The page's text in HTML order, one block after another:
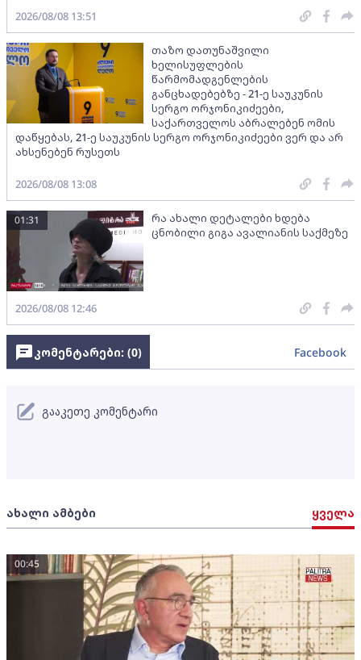
2026/08/08 13:51
თაზო დათუნაშვილი
ხელისუფლების
წარმომადგენლების
განცხადებებზე - 21-ე საუკუნის
სერგო ორჯონიკიძეები,
საქართველოს აბრალებენ ომის
დაწყებას, 21-ე საუკუნის სერგო ორჯონიკიძეები ვერ და არ
ახსენებენ რუსეთს
2026/08/08 13:08
რა ახალი დეტალები ხდება
ცნობილი გიგა ავალიანის საქმეზე
01:31
2026/08/08 12:46
ახალი ამბები ყველა
00:45
კომენტარები: (0) Facebook
გააკეთე კომენტარი